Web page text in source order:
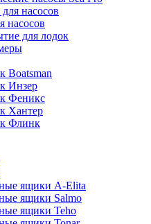
насосов
насосов
для лодок
Boatsman
Инзер
Феникс
Хантер
Флинк
ящики A-Elita
ящики Salmo
ящики Teho